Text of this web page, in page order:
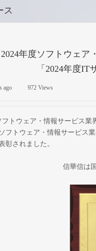
ス
年度ソフトウェ
「2024年度
ago 972 Views
フトウェア・情報サービス
フトウェア・情報サービス
彰されました。
信華信は